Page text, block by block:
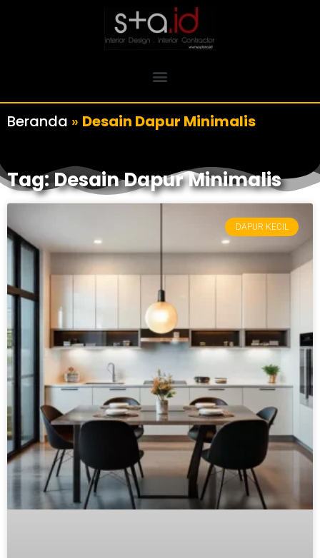
Beranda » Desain Dapur Minimalis
Tag: Desain Dapur Minimalis
DAPUR KECIL